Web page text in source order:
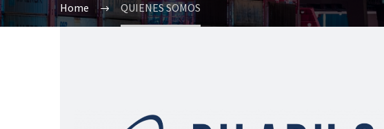
Home QUIENES SOMOS